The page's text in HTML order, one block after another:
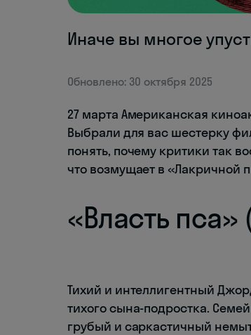
Иначе вы многое
Обновлено: 30 октября 2025
27 марта Американская
Выбрали для вас шестерку
понять, почему критики так
что возмущает в «Лакричной
«Власть пса»
Тихий и интеллигентный
тихого сына-подростка.
грубый и саркастичный